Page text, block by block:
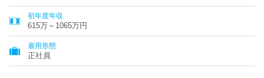
初年度年収
615万～1065万円
雇用形態
正社員